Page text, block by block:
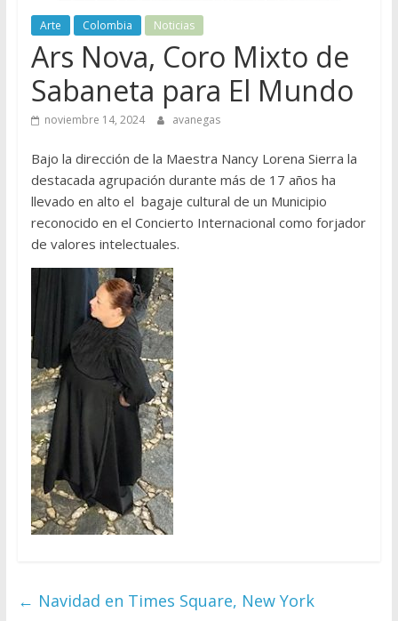
Arte Colombia Noticias
Ars Nova, Coro Mixto de
Sabaneta para El Mundo
noviembre 14, 2024 avanegas
Bajo la dirección de la Maestra Nancy Lorena Sierra la
destacada agrupación durante más de 17 años ha
llevado en alto el bagaje cultural de un Municipio
reconocido en el Concierto Internacional como forjador
de valores intelectuales.
← Navidad en Times Square, New York